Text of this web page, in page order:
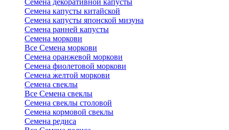
Семена декоративной капусты
Семена капусты китайской
Семена капусты японской мизуна
Семена ранней капусты
Семена моркови
Все Семена моркови
Семена оранжевой моркови
Семена фиолетовой моркови
Семена желтой моркови
Семена свеклы
Все Семена свеклы
Семена свеклы столовой
Семена кормовой свеклы
Семена редиса